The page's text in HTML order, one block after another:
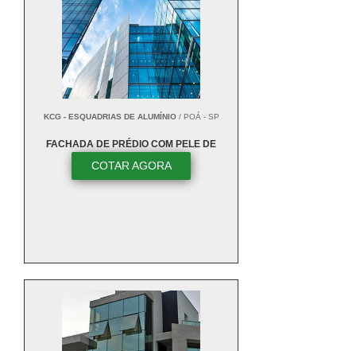
KCG - ESQUADRIAS DE ALUMÍNIO/ POÁ - SP
FACHADA DE PRÉDIO COM PELE DE
VIDRO
COTAR AGORA